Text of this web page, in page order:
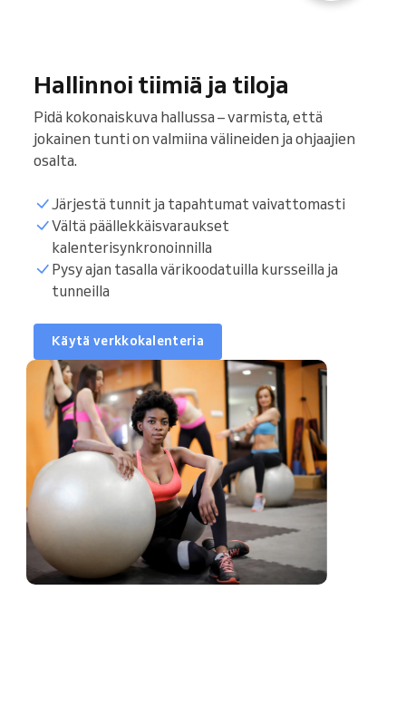
Synkronoi kalenteri
Varaustunnit
Hallinnoi tiimiä ja tiloja
Pidä kokonaiskuva hallussa – varmista, että
jokainen tunti on valmiina välineiden ja ohjaajien
osalta.
Järjestä tunnit ja tapahtumat vaivattomasti
Vältä päällekkäisvaraukset
kalenterisynkronoinnilla
Pysy ajan tasalla värikoodatuilla kursseilla ja
tunneilla
Käytä verkkokalenteria